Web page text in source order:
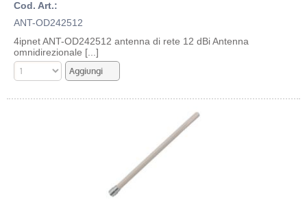
Cod. Art.:
ANT-OD242512
4ipnet ANT-OD242512 antenna di rete 12 dBi Antenna
omnidirezionale [...]